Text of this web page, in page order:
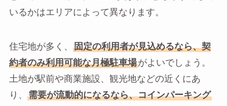
いるかはエリアによって異なります。
住宅地が多く、
固定の利用者が見込めるなら、契
約者のみ利用可能な月極駐車場がよいでしょう。
土地が駅前や商業施設、観光地などの近くにあ
り、
需要が流動的になるなら、コインパーキング